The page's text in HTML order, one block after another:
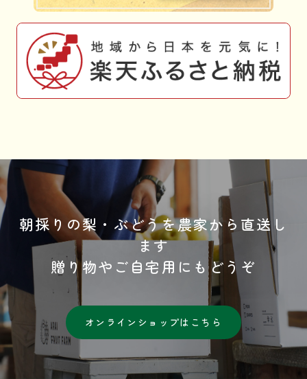
朝採りの梨・ぶどうを農家から直送し
ます
贈り物やご自宅用にもどうぞ
オンラインショップはこちら